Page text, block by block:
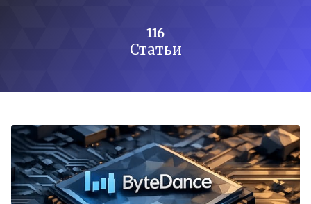
116
Статьи